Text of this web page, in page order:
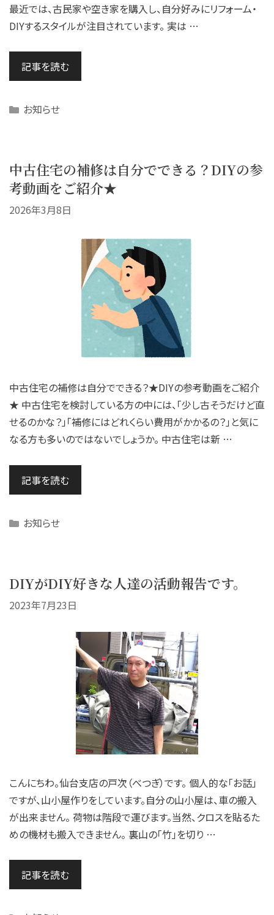
最近では、古民家や空き家を購入し、自分好みにリフォーム・
DIYするスタイルが注目されています。 実は …
記事を読む
Categories
お知らせ
中古住宅の補修は自分でできる？DIYの参
考動画をご紹介★
2026年3月8日
中古住宅の補修は自分でできる？★DIYの参考動画をご紹介
★ 中古住宅を検討している方の中には、「少し古そうだけど直
せるのかな？」「補修にはどれくらい費用がかかるの？」と気に
なる方も多いのではないでしょうか。 中古住宅は新 …
記事を読む
Categories
お知らせ
DIYがDIY好きな人達の活動報告です。
2023年7月23日
こんにちわ。仙台支店の戸次（べつぎ）です。 個人的な「お話」
ですが、山小屋作りをしています。自分の山小屋は、車の搬入
が出来ません。 荷物は階段で運びます。当然、クロスを貼るた
めの機材も搬入できません。 裏山の「竹」を切り …
記事を読む